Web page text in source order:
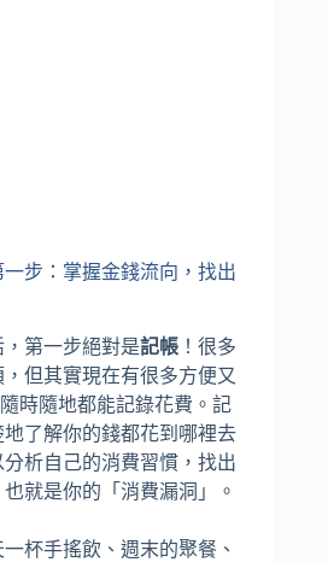
步：掌握金錢流向，找出
第一步絕對是記帳 ！很多
但其實現在有很多方便又
時隨地都能記錄花費。記
了解你的錢都花到哪裡去
析自己的消費習慣，找出
就是你的「消費漏洞」。
杯手搖飲、週末的聚餐、